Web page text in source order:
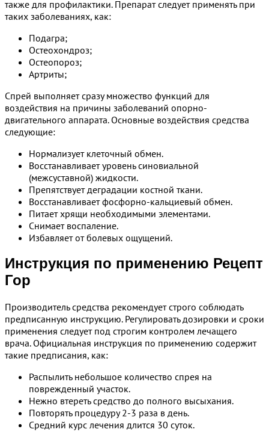
также для профилактики. Препарат следует применять при
таких заболеваниях, как:
Подагра;
Остеохондроз;
Остеопороз;
Артриты;
Спрей выполняет сразу множество функций для
воздействия на причины заболеваний опорно-
двигательного аппарата. Основные воздействия средства
следующие:
Нормализует клеточный обмен.
Восстанавливает уровень синовиальной
(межсуставной) жидкости.
Препятствует деградации костной ткани.
Восстанавливает фосфорно-кальциевый обмен.
Питает хрящи необходимыми элементами.
Снимает воспаление.
Избавляет от болевых ощущений.
Инструкция по применению Рецепт
Гор
Производитель средства рекомендует строго соблюдать
предписанную инструкцию. Регулировать дозировки и сроки
применения следует под строгим контролем лечащего
врача. Официальная инструкция по применению содержит
такие предписания, как:
Распылить небольшое количество спрея на
поврежденный участок.
Нежно втереть средство до полного высыхания.
Повторять процедуру 2-3 раза в день.
Средний курс лечения длится 30 суток.